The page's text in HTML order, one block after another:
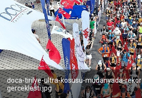
doca-tirilye-ultra-kosusu-mudanyada-
gerceklesti.jpg